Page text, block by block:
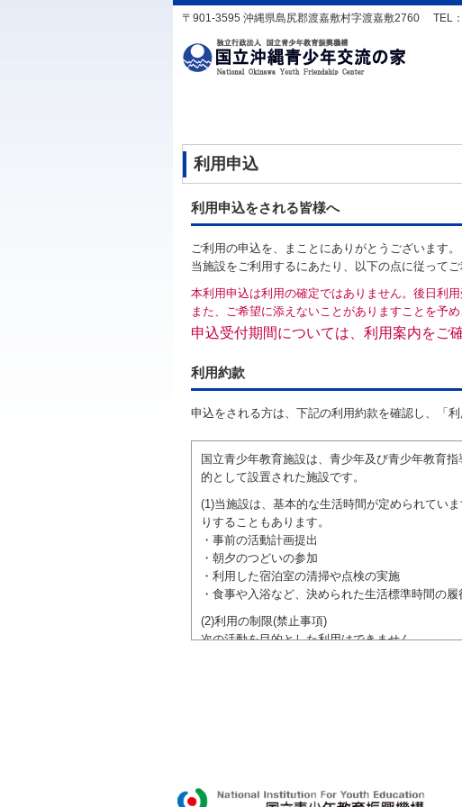
〒901-3595 沖縄県島尻郡渡嘉敷村字渡嘉敷2760 TEL
利用申込
利用申込をされる皆様へ
ご利用の申込を、まことにありがとうございます。
当施設をご利用するにあたり、以下の点に従って
本利用申込は利用の確定ではありません。後日利
また、ご希望に添えないことがありますことを予め
申込受付期間については、利用案内をご
利用約款
申込をされる方は、下記の利用約款を確認し、「
国立青少年教育施設は、青少年及び青少年教育
的として設置された施設です。
(1)当施設は、基本的な生活時間が定められてい
りすることもあります。
・事前の活動計画提出
・朝夕のつどいの参加
・利用した宿泊室の清掃や点検の実施
・食事や入浴など、決められた生活標準時間の
(2)利用の制限(禁止事項)
次の活動を目的とした利用はできません。
●特定の政党を支持、またはこれに反対するため
●特定の宗教を支持、またはこれに反対するた
域での勧誘活動を行ったり、自らの団体の活動を
ご利用に際しては、本約款や定められた決まり